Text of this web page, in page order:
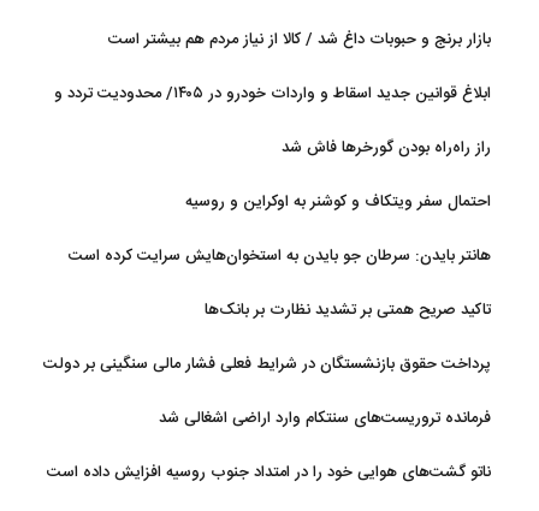
بازار برنج و حبوبات داغ شد / کالا از نیاز مردم هم بیشتر است
ابلاغ قوانین جدید اسقاط و واردات خودرو در ۱۴۰۵/ محدودیت تردد و
راز راه‌راه بودن گورخرها فاش شد
احتمال سفر ویتکاف و کوشنر به اوکراین و روسیه
هانتر بایدن: سرطان جو بایدن به استخوان‌هایش سرایت کرده است
تاکید صریح همتی بر تشدید نظارت بر بانک‌ها
پرداخت حقوق بازنشستگان در شرایط فعلی فشار مالی سنگینی بر دولت
فرمانده تروریست‌های سنتکام وارد اراضی اشغالی شد
ناتو گشت‌های هوایی خود را در امتداد جنوب روسیه افزایش داده است